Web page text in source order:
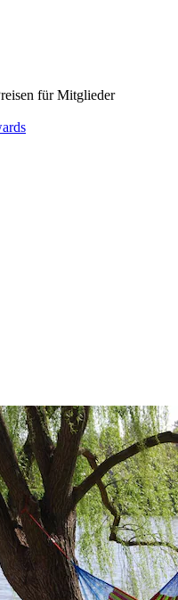
für Mitglieder